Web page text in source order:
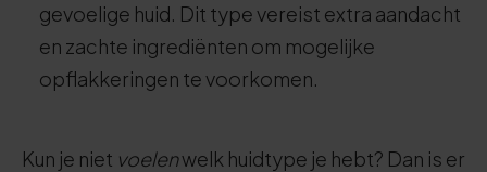
gevoelige huid. Dit type vereist extra aandacht
en zachte ingrediënten om mogelijke
opflakkeringen te voorkomen.
Kun je niet voelenwelk huidtype je hebt? Dan is er